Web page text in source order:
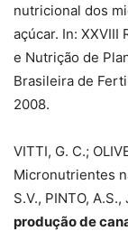
nutricional dos
açúcar. In:
e Nutrição de
Brasileira de
2008.
VITTI, G. C.;
Micronutrientes
S.V., PINTO,
produção de